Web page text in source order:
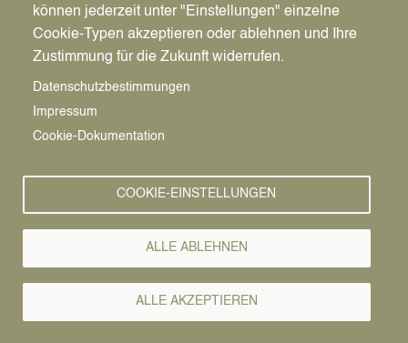
45711 Datteln
Deutschland
Pfadnavigation
Startseite
können jederzeit unter "Einstellungen" einzelne
Cookie-Typen akzeptieren oder ablehnen und Ihre
Zustimmung für die Zukunft widerrufen.
Datenschutzbestimmungen
Impressum
Cookie-Dokumentation
COOKIE-EINSTELLUNGEN
ALLE ABLEHNEN
ALLE AKZEPTIEREN